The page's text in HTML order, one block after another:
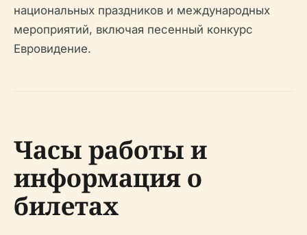
национальных праздников и международных
мероприятий, включая песенный конкурс
Евровидение.
Часы работы и
информация о
билетах